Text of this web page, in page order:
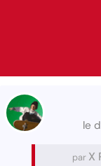
le
par X